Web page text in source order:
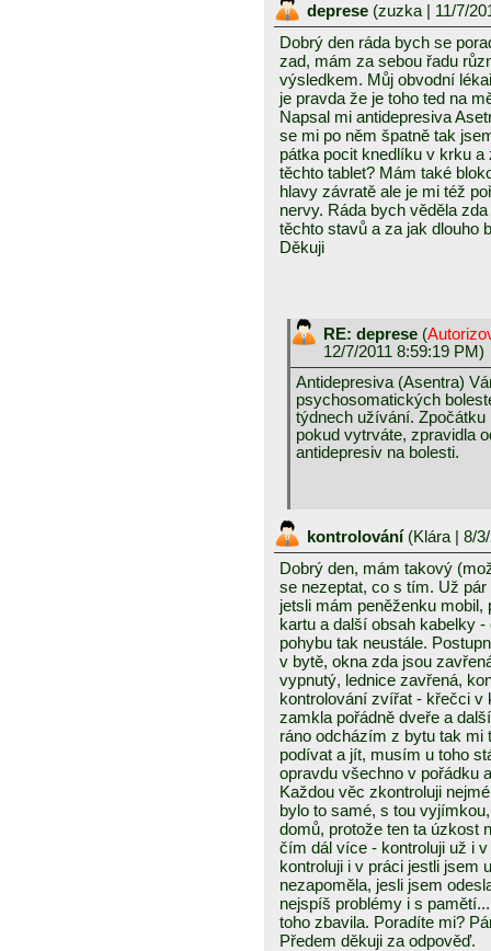
deprese (zuzka | 11/7/
Dobrý den ráda bych se
zad, mám za sebou řadu
výsledkem. Můj obvodní
je pravda že je toho ted na
Napsal mi antidepresiva
se mi po něm špatně tak
pátka pocit knedlíku v krku
těchto tablet? Mám také
hlavy závratě ale je mi též
nervy. Ráda bych věděla
těchto stavů a za jak dlouho
Děkuji
RE: deprese (
12/7/2011 8:59:19 PM)
Antidepresiva (Asentra)
psychosomatických
týdnech užívání.
pokud vytrváte, zpravidla
antidepresiv na bolesti.
kontrolování (Klára | 8/
Dobrý den, mám takový
se nezeptat, co s tím. Už
jetsli mám peněženku mobil,
kartu a další obsah kabelky
pohybu tak neustále.
v bytě, okna zda jsou
vypnutý, lednice zavřená,
kontrolování zvířat - křečci v
zamkla pořádně dveře a
ráno odcházím z bytu tak mi
podívat a jít, musím u toho
opravdu všechno v pořádku
Každou věc zkontroluji
bylo to samé, s tou
domů, protože ten ta úzkost
čím dál více - kontroluji už i
kontroluji i v práci jestli jsem
nezapoměla, jesli jsem
nejspíš problémy i s
toho zbavila. Poradíte mi?
Předem děkuji za odpověď.